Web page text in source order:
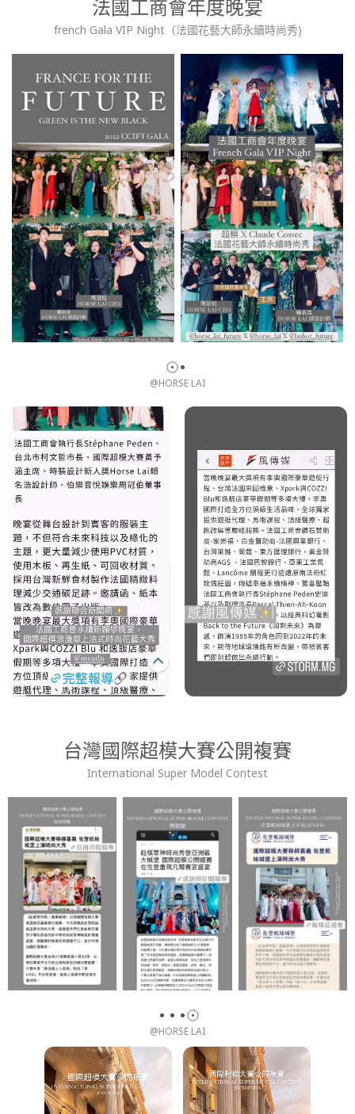
法國工商會年度晚宴
french Gala VIP Night（法國花藝大師永續時尚秀)
@HORSE LAI
台灣國際超模大賽公開複賽
International Super Model Contest
@HORSE LAI